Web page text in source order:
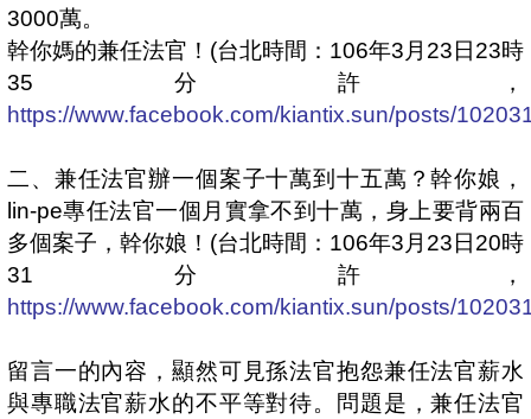
3000萬。
幹你媽的兼任法官！ (台北時間： 106年3 月 23 日 23時
35 分許，
https://www.facebook.com/kiantix.sun/posts/
二、兼任法官辦一個案子十萬到十五萬？幹你娘，
lin-pe專任法官一個月實拿不到十萬，身上要背兩百
多個案子，幹你娘！ (台北時間： 106年3 月 23 日 20時
31 分許，
https://www.facebook.com/kiantix.sun/posts/
留言一的內容，顯然可見孫法官抱怨兼任法官薪水
與專職法官薪水的不平等對待。問題是，兼任法官